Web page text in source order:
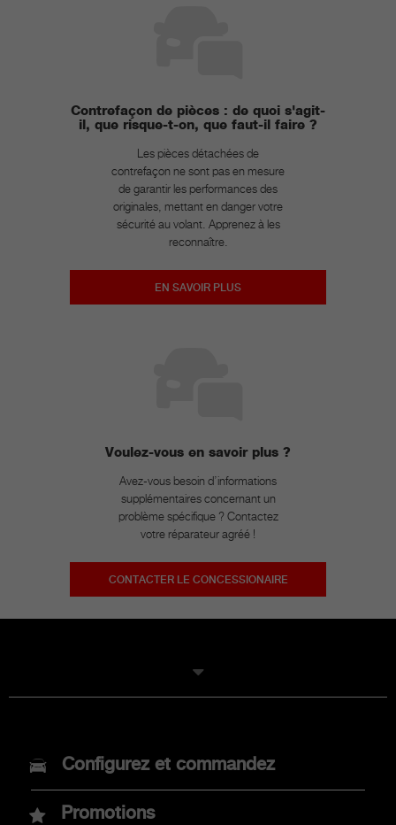
Contrefaçon de pièces : de quoi s'agit-
il, que risque-t-on, que faut-il faire ?
Les pièces détachées de
contrefaçon ne sont pas en mesure
de garantir les performances des
originales, mettant en danger votre
sécurité au volant. Apprenez à les
reconnaître.
EN SAVOIR PLUS
Voulez-vous en savoir plus ?
Avez-vous besoin d’informations
supplémentaires concernant un
problème spécifique ? Contactez
votre réparateur agréé !
CONTACTER LE CONCESSIONAIRE
MODELES
Nouvelle Abarth 600e
Configurez et commandez
Promotions